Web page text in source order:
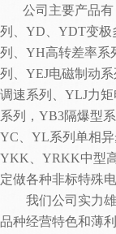
公司主要产品有
列、YD、YDT变极
列、YH高转差率系
列、YEJ电磁制动
调速系列、YLJ力
系列，YB3隔爆型
YC、YL系列单相异
YKK、YRKK中型
定做各种非标特殊
我们公司实力雄
品种经营特色和薄